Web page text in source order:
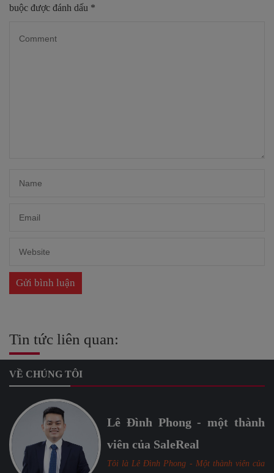
buộc được đánh dấu *
Tin tức liên quan:
VỀ CHÚNG TÔI
Lê Đình Phong - một thành
viên của SaleReal
Tôi là Lê Đình Phong - Một thành viên của